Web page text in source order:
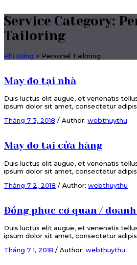
Service Category:
Tailoring
Phi Hồng > Personal Tailoring
May đo tại nhà
Duis luctus elit augue, et venenatis
ipsum dolor sit amet, consectetur
Tháng 7 3, 2018 / Author: webthuythu
May đo tại cửa hàng
Duis luctus elit augue, et venenatis
ipsum dolor sit amet, consectetur
Tháng 7 2, 2018 / Author: webthuythu
Đồng phục cơ quan /
Duis luctus elit augue, et venenatis
ipsum dolor sit amet, consectetur
Tháng 7 1, 2018 / Author: webthuythu